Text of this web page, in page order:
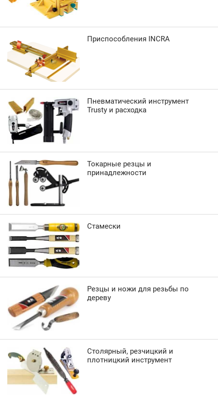
Приспособления INCRA
Пневматический инструмент
Trusty и расходка
Токарные резцы и
принадлежности
Стамески
Резцы и ножи для резьбы по
дереву
Столярный, резчицкий и
плотницкий инструмент